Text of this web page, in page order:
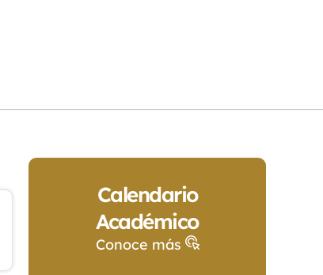
Calendario
Académico
Conoce más